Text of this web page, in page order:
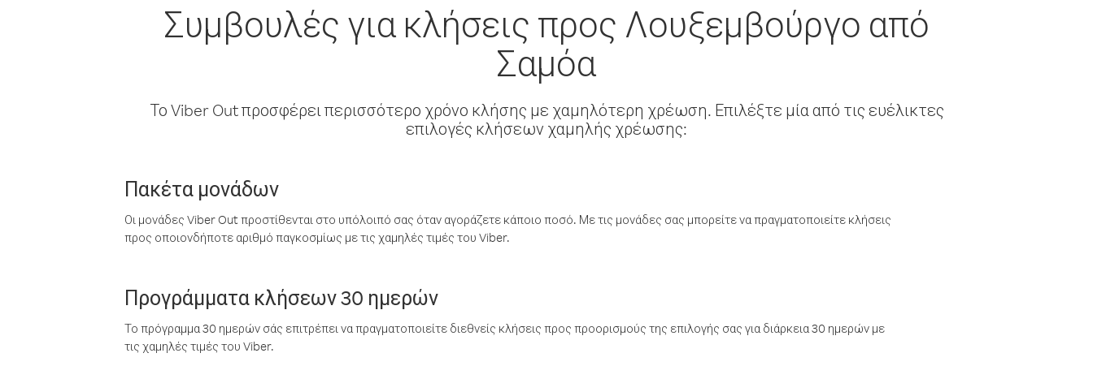
Συμβουλές για κλήσεις προς Λουξεμβούργο από
Σαμόα
Το Viber Out προσφέρει περισσότερο χρόνο κλήσης με χαμηλότερη χρέωση. Επιλέξτε μία από τις ευέλικτες
επιλογές κλήσεων χαμηλής χρέωσης:
Πακέτα μονάδων
Οι μονάδες Viber Out προστίθενται στο υπόλοιπό σας όταν αγοράζετε κάποιο ποσό. Με τις μονάδες σας μπορείτε να πραγματοποιείτε κλήσεις
προς οποιονδήποτε αριθμό παγκοσμίως με τις χαμηλές τιμές του Viber.
Προγράμματα κλήσεων 30 ημερών
Το πρόγραμμα 30 ημερών σάς επιτρέπει να πραγματοποιείτε διεθνείς κλήσεις προς προορισμούς της επιλογής σας για διάρκεια 30 ημερών με
τις χαμηλές τιμές του Viber.